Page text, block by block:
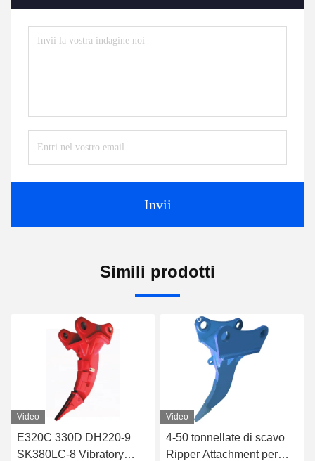
Invii
Simili prodotti
Video
E320C 330D DH220-9
SK380LC-8 Vibratory
Video
4-50 tonnellate di scavo
Ripper Attachment per